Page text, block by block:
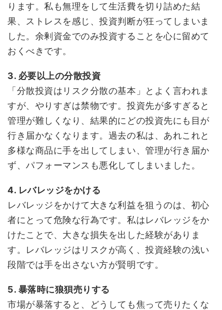
ります。私も無理をして生活費を切り詰めた結
果、ストレスを感じ、投資判断が狂ってしまいま
した。余剰資金でのみ投資することを心に留めて
おくべきです。
3. 必要以上の分散投資
「分散投資はリスク分散の基本」とよく言われま
すが、やりすぎは禁物です。投資先が多すぎると
管理が難しくなり、結果的にどの投資先にも目が
行き届かなくなります。過去の私は、あれこれと
多様な商品に手を出してしまい、管理が行き届か
ず、パフォーマンスも悪化してしまいました。
4. レバレッジをかける
レバレッジをかけて大きな利益を狙うのは、初心
者にとって危険な行為です。私はレバレッジをか
けたことで、大きな損失を出した経験がありま
す。レバレッジはリスクが高く、投資経験の浅い
段階では手を出さない方が賢明です。
5. 暴落時に狼狽売りする
市場が暴落すると、どうしても焦って売りたくな